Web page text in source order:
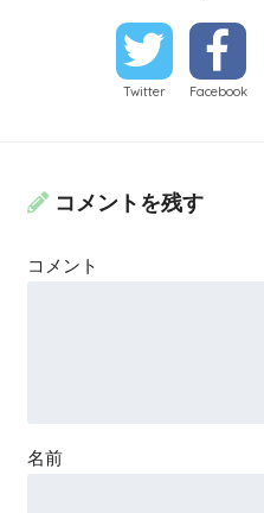
Twitter Facebook
コメントを残す
コメント
名前